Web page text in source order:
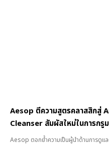
Aesop ตีความสูตรคลาสสิก
Cleanser สัมผัสใหม่ในการกรู
Aesop ตอกย้ำความเป็นผู้นำด้านการดูแ